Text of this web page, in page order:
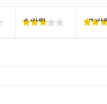
3 Star 4